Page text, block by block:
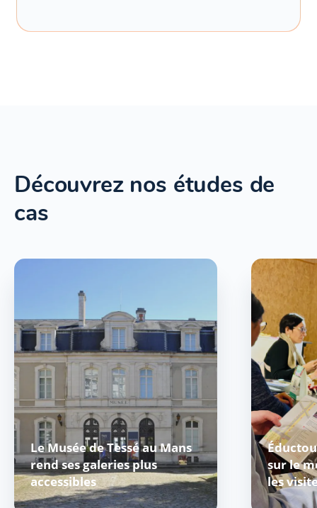
Découvrez nos études de
cas
Le Musée de Tessé au Mans
rend ses galeries plus
accessibles
sur le
les